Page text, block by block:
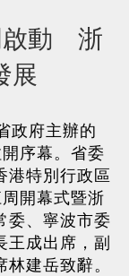
啟動 浙
展
政府主辦的
序幕。省委
港特別行政區
開幕式暨浙
委、寧波市委
王成出席，副
建岳致辭。